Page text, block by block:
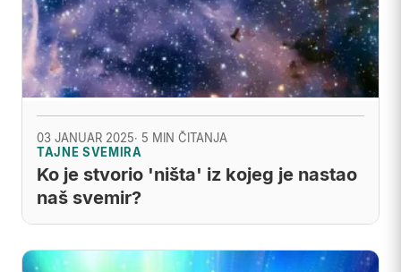
03 JANUAR 2025· 5 MIN ČITANJA
TAJNE SVEMIRA
Ko je stvorio 'ništa' iz kojeg je nastao
naš svemir?